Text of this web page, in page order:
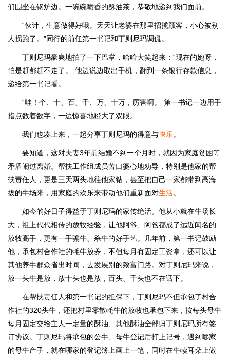
们围坐在钢炉边。一碗碗喷香的酥油茶，恭敬地递到我们面前。
“伙计，生意做得好哦。天天让老婆在那里招揽顾客，小心被别
人拐跑了。”同行的前任第一书记和丁则尼玛调侃。
丁则尼玛豪爽地拍了一下巴掌，哈哈大笑起来：“现在的她呀，
怕是赶都赶不走了。”他边说边取出手机，翻到一条银行存款信息，
递给第一书记看。
“哇！个、十、百、千、万、十万，厉害啊。”第一书记一边用手
指点数着数字，一边惊喜地瞪大了双眼。
我们也凑上来，一起分享丁则尼玛的得意与快乐。
要知道，这对夫妻3年前结婚不到一个月时，就因为家庭贫困等
矛盾闹过离婚。帮扶工作组成员苦口婆心地劝导，特别是他家的帮
扶责任人，更是三天两头地往他家钻，甚至把自己一家都带到高海
拔的牛场来，用家庭的欢乐来带动他们重新面对生活。
如今的好日子得益于丁则尼玛的家传绝活。他从小就在牛场长
大，祖上代代相传的放牧经验，让他阿爷、阿爸都成了远近闻名的
放牧高手，更有一手骟牛、杀牛的好手艺。几年前，第一书记鼓励
他，承包村合作社的牦牛放养，不但每月有固定工资拿，还可以让
其他养牛群众省出时间，去发展别的致富门路。对丁则尼玛来说，
放一头牛是放，放十头也是放，百头、千头也不在话下。
在帮扶责任人和第一书记的担保下，丁则尼玛不但承包了村合
作社的320头牛，还把村里零散牦牛的放牧也承包下来，按每头母牛
每月固定交给主人一定量的酥油、其他酥油全部归丁则尼玛所有签
订协议。丁则尼玛将承包的公牛、母牛登记后打上记号，遇到哪家
的母牛产子，就在哪家的登记簿上画上一笔，同时在牛犊耳朵上做